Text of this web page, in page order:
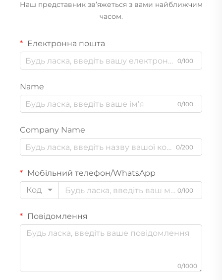
Наш представник зв’яжеться з вами найближчим
часом.
Електронна пошта
0/100
Name
0/100
Company Name
0/200
Мобільний телефон/WhatsApp
Код
0/100
Повідомлення
0/1000